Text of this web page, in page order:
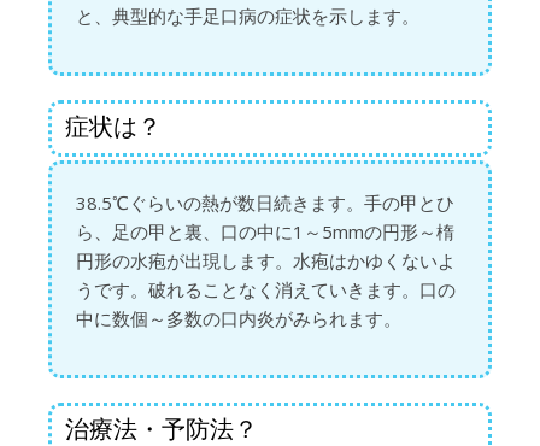
と、典型的な手足口病の症状を示します。
症状は？
38.5℃ぐらいの熱が数日続きます。手の甲とひ
ら、足の甲と裏、口の中に1～5mmの円形～楕
円形の水疱が出現します。水疱はかゆくないよ
うです。破れることなく消えていきます。口の
中に数個～多数の口内炎がみられます。
治療法・予防法？